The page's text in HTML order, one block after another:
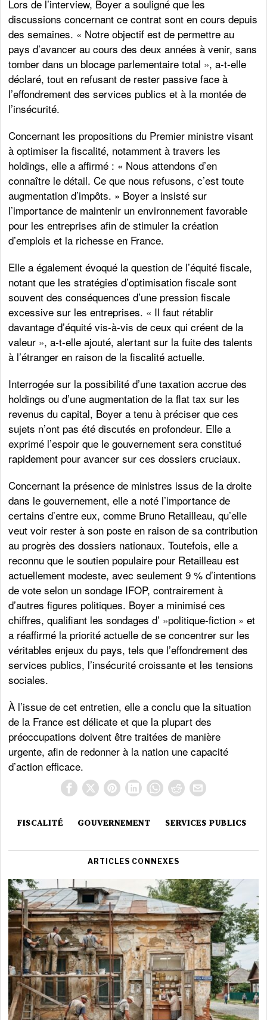
Lors de l’interview, Boyer a souligné que les
discussions concernant ce contrat sont en cours depuis
des semaines. « Notre objectif est de permettre au
pays d’avancer au cours des deux années à venir, sans
tomber dans un blocage parlementaire total », a-t-elle
déclaré, tout en refusant de rester passive face à
l’effondrement des services publics et à la montée de
l’insécurité.
Concernant les propositions du Premier ministre visant
à optimiser la fiscalité, notamment à travers les
holdings, elle a affirmé : « Nous attendons d’en
connaître le détail. Ce que nous refusons, c’est toute
augmentation d’impôts. » Boyer a insisté sur
l’importance de maintenir un environnement favorable
pour les entreprises afin de stimuler la création
d’emplois et la richesse en France.
Elle a également évoqué la question de l’équité fiscale,
notant que les stratégies d’optimisation fiscale sont
souvent des conséquences d’une pression fiscale
excessive sur les entreprises. « Il faut rétablir
davantage d’équité vis-à-vis de ceux qui créent de la
valeur », a-t-elle ajouté, alertant sur la fuite des talents
à l’étranger en raison de la fiscalité actuelle.
Interrogée sur la possibilité d’une taxation accrue des
holdings ou d’une augmentation de la flat tax sur les
revenus du capital, Boyer a tenu à préciser que ces
sujets n’ont pas été discutés en profondeur. Elle a
exprimé l’espoir que le gouvernement sera constitué
rapidement pour avancer sur ces dossiers cruciaux.
Concernant la présence de ministres issus de la droite
dans le gouvernement, elle a noté l’importance de
certains d’entre eux, comme Bruno Retailleau, qu’elle
veut voir rester à son poste en raison de sa contribution
au progrès des dossiers nationaux. Toutefois, elle a
reconnu que le soutien populaire pour Retailleau est
actuellement modeste, avec seulement 9 % d’intentions
de vote selon un sondage IFOP, contrairement à
d’autres figures politiques. Boyer a minimisé ces
chiffres, qualifiant les sondages d’ »politique-fiction » et
a réaffirmé la priorité actuelle de se concentrer sur les
véritables enjeux du pays, tels que l’effondrement des
services publics, l’insécurité croissante et les tensions
sociales.
À l’issue de cet entretien, elle a conclu que la situation
de la France est délicate et que la plupart des
préoccupations doivent être traitées de manière
urgente, afin de redonner à la nation une capacité
d’action efficace.
FISCALITÉ GOUVERNEMENT SERVICES PUBLICS
ARTICLES CONNEXES